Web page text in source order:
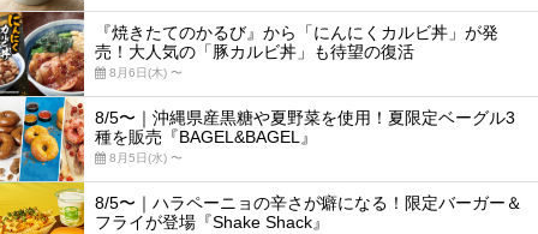
『焼きたてのかるび』から「にんにくカルビ丼」が発
売！大人気の「豚カルビ丼」も待望の復活
8月6日(木) 〜
8/5〜｜沖縄県産黒糖や夏野菜を使用！夏限定ベーグル3
種を販売『BAGEL&BAGEL』
8月5日(水) 〜
8/5〜｜ハラペーニョの辛さが癖になる！限定バーガー＆
フライが登場『Shake Shack』